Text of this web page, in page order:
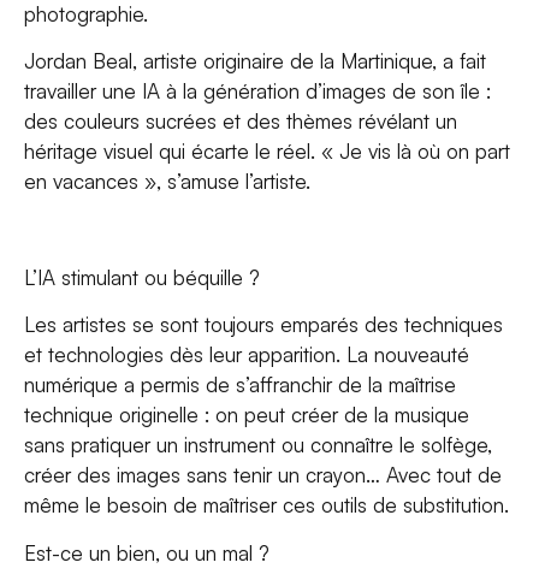
photographie.
Jordan Beal, artiste originaire de la Martinique, a fait
travailler une IA à la génération d’images de son île :
des couleurs sucrées et des thèmes révélant un
héritage visuel qui écarte le réel. « Je vis là où on part
en vacances », s’amuse l’artiste.
L’IA stimulant ou béquille ?
Les artistes se sont toujours emparés des techniques
et technologies dès leur apparition. La nouveauté
numérique a permis de s’affranchir de la maîtrise
technique originelle : on peut créer de la musique
sans pratiquer un instrument ou connaître le solfège,
créer des images sans tenir un crayon… Avec tout de
même le besoin de maîtriser ces outils de substitution.
Est-ce un bien, ou un mal ?